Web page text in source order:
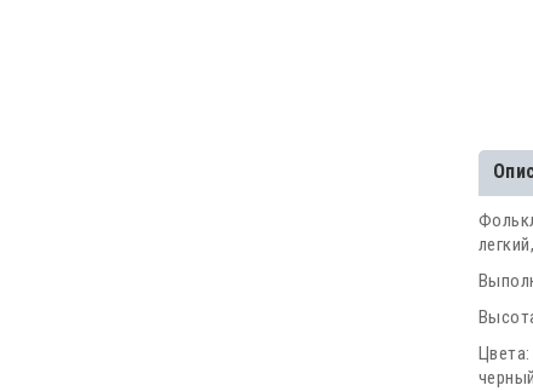
черный